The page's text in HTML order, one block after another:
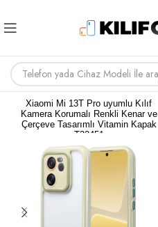
Xiaomi Mi 13T Pro uyumlu Kılıf
Kamera Korumalı Renkli Kenar ve
Çerçeve Tasarımlı Vitamin Kapak
T32451